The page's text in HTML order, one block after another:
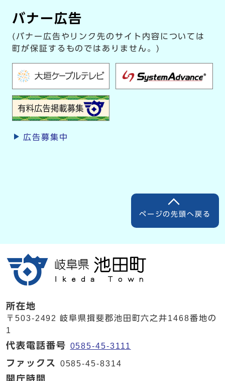
バナー広告
(バナー広告やリンク先のサイト内容については
町が保証するものではありません。)
広告募集中
ページの先頭へ戻る
所在地
〒503-2492 岐阜県揖斐郡池田町六之井1468番地の
1
代表電話番号 0585-45-3111
ファックス 0585-45-8314
開庁時間